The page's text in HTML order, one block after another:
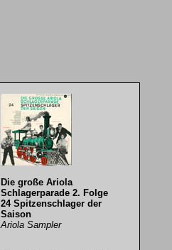
Die große Ariola
Schlagerparade 2. Folge
24 Spitzenschlager der
Saison
Ariola Sampler